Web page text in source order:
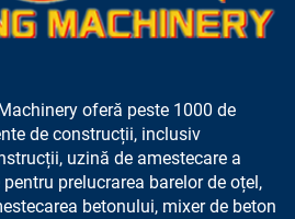
oferă peste 1000 de
de construcții, inclusiv
uzină de amestecare a
prelucrarea barelor de oțel,
betonului, mixer de beton